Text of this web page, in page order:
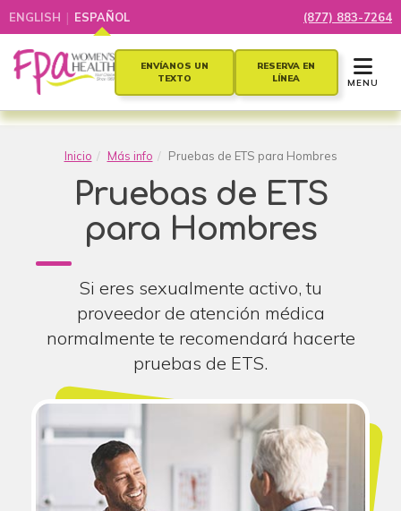
ENGLISH | ESPAÑOL (877) 883-7264
ENVÍANOS UN
TEXTO
RESERVA EN
LÍNEA
TOGGLE
MENU
Inicio Más info Pruebas de ETS para Hombres
Pruebas de ETS
para Hombres
Si eres sexualmente activo, tu
proveedor de atención médica
normalmente te recomendará hacerte
pruebas de ETS.